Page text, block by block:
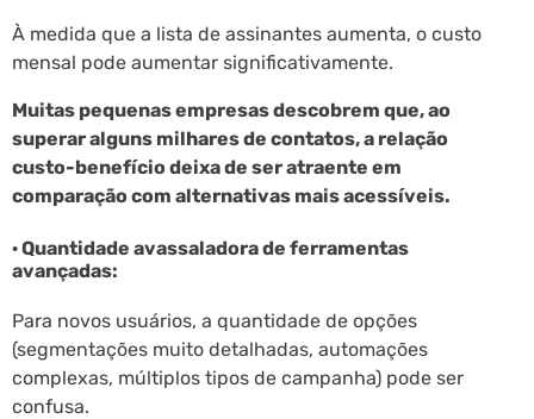
À medida que a lista de assinantes aumenta, o custo
mensal pode aumentar significativamente.
Muitas pequenas empresas descobrem que, ao
superar alguns milhares de contatos, a relação
custo-benefício deixa de ser atraente em
comparação com alternativas mais acessíveis.
· Quantidade avassaladora de ferramentas
avançadas:
Para novos usuários, a quantidade de opções
(segmentações muito detalhadas, automações
complexas, múltiplos tipos de campanha) pode ser
confusa.